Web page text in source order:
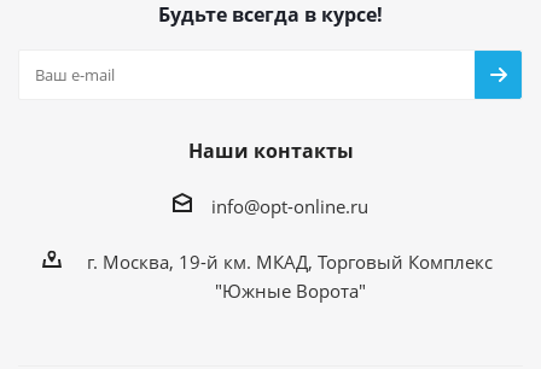
Будьте всегда в курсе!
Наши контакты
info@opt-online.ru
г. Москва, 19-й км. МКАД, Торговый Комплекс
"Южные Ворота"